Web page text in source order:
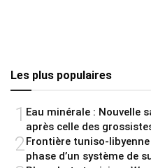
Les plus populaires
1 Eau minérale : Nouvelle
après celle des
2Frontière tuniso-
phase d’un système de